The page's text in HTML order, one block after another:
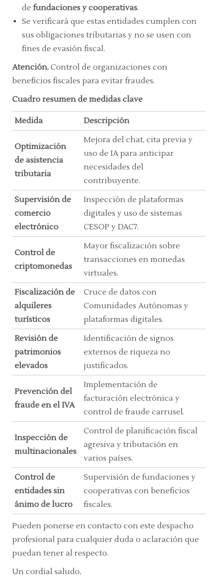
de fundaciones y cooperativas.
Se verificará que estas entidades cumplen con
sus obligaciones tributarias y no se usen con
fines de evasión fiscal.
Atención. Control de organizaciones con
beneficios fiscales para evitar fraudes.
Cuadro resumen de medidas clave
Medida Descripción
Optimización
de asistencia
tributaria
Mejora del chat, cita previa y
uso de IA para anticipar
necesidades del
contribuyente.
Supervisión de
comercio
electrónico
Inspección de plataformas
digitales y uso de sistemas
CESOP y DAC7.
Control de
criptomonedas
Mayor fiscalización sobre
transacciones en monedas
virtuales.
Fiscalización de
alquileres
turísticos
Cruce de datos con
Comunidades Autónomas y
plataformas digitales.
Revisión de
patrimonios
elevados
Identificación de signos
externos de riqueza no
justificados.
Prevención del
fraude en el IVA
Implementación de
facturación electrónica y
control de fraude carrusel.
Inspección de
multinacionales
Control de planificación fiscal
agresiva y tributación en
varios países.
Control de
entidades sin
ánimo de lucro
Supervisión de fundaciones y
cooperativas con beneficios
fiscales.
Pueden ponerse en contacto con este despacho
profesional para cualquier duda o aclaración que
puedan tener al respecto.
Un cordial saludo,